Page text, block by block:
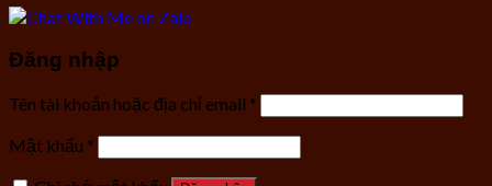
Đăng nhập
Tên tài khoản hoặc địa chỉ email *
Mật khẩu *